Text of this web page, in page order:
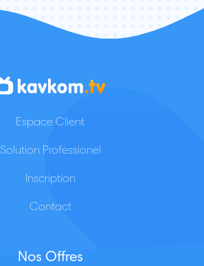
Espace Client
Solution Professionel
Inscription
Contact
Nos Offres